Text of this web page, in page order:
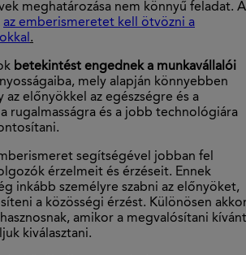
meghatározása nem könnyű feladat. A
az emberismeretet kell ötvözni a
.
betekintést engednek a munkavállalói
mely alapján könnyebben
előnyökkel az egészségre és a
rugalmasságra és a jobb technológiára
segítségével jobban fel
érzelmeit és érzéseit. Ennek
inkább személyre szabni az előnyöket,
a közösségi érzést. Különösen
amikor a megvalósítani kívánt
kiválasztani.